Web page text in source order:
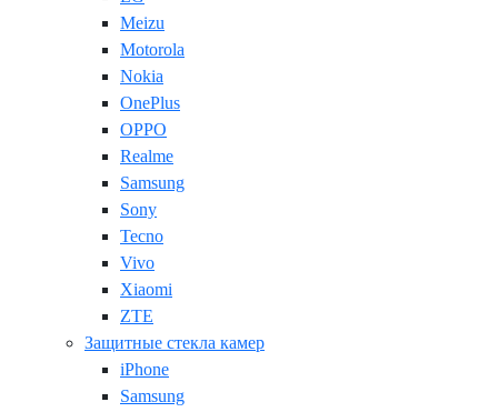
Meizu
Motorola
Nokia
OnePlus
OPPO
Realme
Samsung
Sony
Tecno
Vivo
Xiaomi
ZTE
Защитные стекла камер
iPhone
Samsung